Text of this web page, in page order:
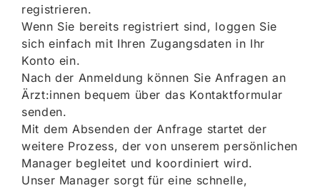
registrieren.
Wenn Sie bereits registriert sind, loggen Sie
sich einfach mit Ihren Zugangsdaten in Ihr
Konto ein.
Nach der Anmeldung können Sie Anfragen an
Ärzt:innen bequem über das Kontaktformular
senden.
Mit dem Absenden der Anfrage startet der
weitere Prozess, der von unserem persönlichen
Manager begleitet und koordiniert wird.
Unser Manager sorgt für eine schnelle,